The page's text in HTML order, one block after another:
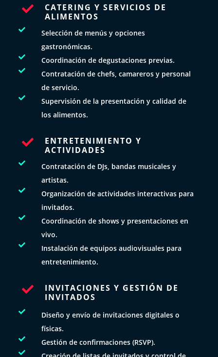

CATERING Y SERVICIOS DE
ALIMENTOS

Selección de menús y opciones
gastronómicas.
 Coordinación de degustaciones previas.

Contratación de chefs, camareros y personal
de servicio.

Supervisión de la presentación y calidad de
los alimentos.

ENTRETENIMIENTO Y
ACTIVIDADES

Contratación de DJs, bandas musicales y
artistas.

Organización de actividades interactivas para
invitados.

Coordinación de shows y presentaciones en
vivo.

Instalación de equipos audiovisuales para
entretenimiento.

INVITACIONES Y GESTIÓN DE
INVITADOS

Diseño y envío de invitaciones digitales o
físicas.
 Gestión de confirmaciones (RSVP).
